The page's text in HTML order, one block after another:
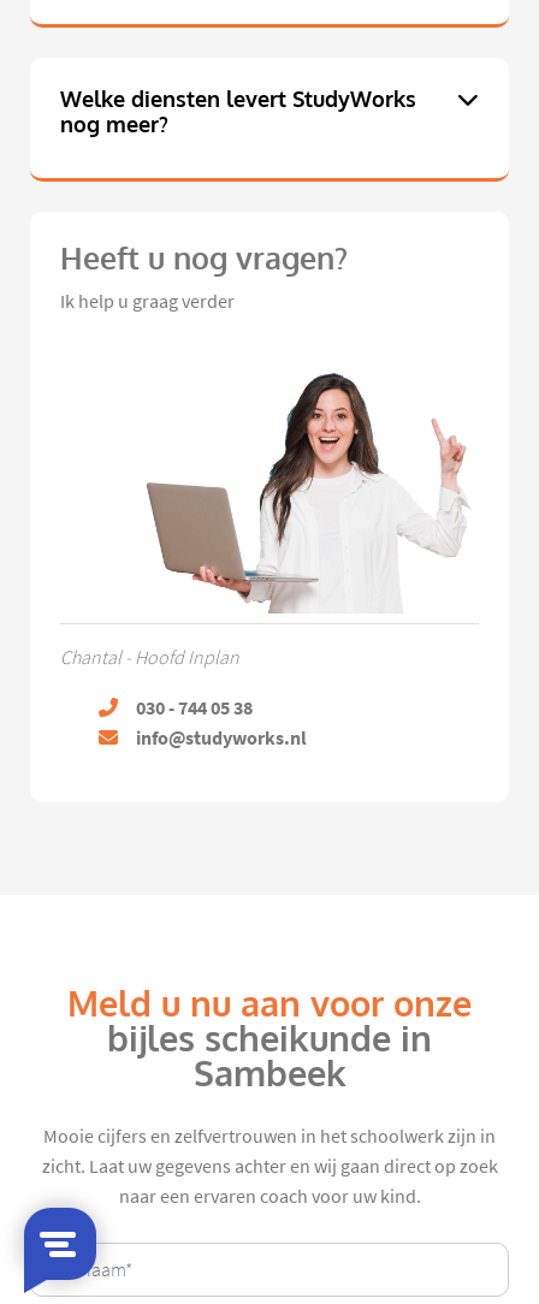
Welke diensten levert StudyWorks
nog meer?
Heeft u nog vragen?
Ik help u graag verder
Chantal - Hoofd Inplan
030 - 744 05 38
info@studyworks.nl
Meld u nu aan voor onze
bijles scheikunde in
Sambeek
Mooie cijfers en zelfvertrouwen in het schoolwerk zijn in
zicht. Laat uw gegevens achter en wij gaan direct op zoek
naar een ervaren coach voor uw kind.